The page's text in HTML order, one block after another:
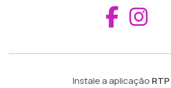
Instale a aplicação